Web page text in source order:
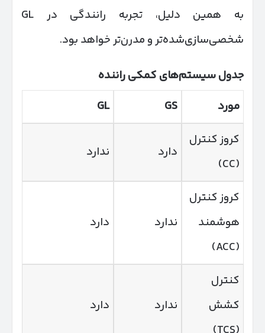
به همین دلیل، تجربه رانندگی در GL
شخصی‌سازی‌شده‌تر و مدرن‌تر خواهد بود.
جدول سیستم‌های کمکی راننده
مورد
GS
GL
کروز کنترل
(CC)
دارد ندارد
کروز کنترل
هوشمند
(ACC)
ندارد دارد
کنترل
کشش
ندارد دارد